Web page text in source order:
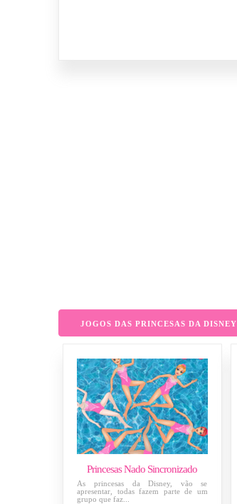
JOGOS DAS PRINCESAS DA DISNEY
Princesas Nado Sincronizado
As princesas da Disney, vão se
apresentar, todas fazem parte de um
grupo que faz...